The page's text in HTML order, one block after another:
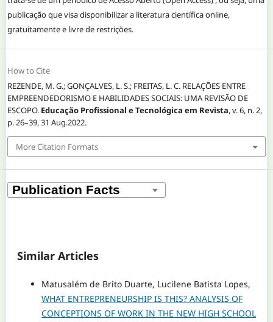
publicação que visa disponibilizar a literatura científica online,
gratuitamente e livre de restrições.
How to Cite
REZENDE, M. G.; GONÇALVES, L. S.; FREITAS, L. C. RELAÇÕES ENTRE
EMPREENDEDORISMO E HABILIDADES SOCIAIS: UMA REVISÃO DE
ESCOPO. Educação Profissional e Tecnológica em Revista, v. 6, n. 2,
p. 26–39, 31 Aug.2022.
More Citation Formats
Similar Articles
Matusalém de Brito Duarte, Lucilene Batista Lopes,
WHAT ENTREPRENEURSHIP IS THIS? ANALYSIS OF
CONCEPTIONS OF WORK IN THE NEW HIGH SCHOOL